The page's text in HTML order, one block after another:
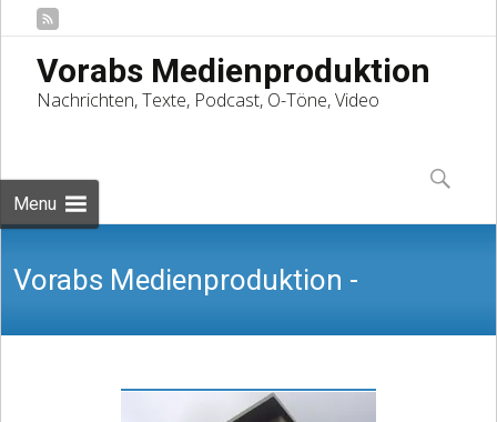
Vorabs Medienproduktion
Nachrichten, Texte, Podcast, O-Töne, Video
Menu
to
content
Suchen
nach:
Vorabs Medienproduktion -
Nachrichten, Texte, Podcast, O-Töne,